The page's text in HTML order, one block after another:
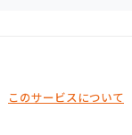
このサービスについて